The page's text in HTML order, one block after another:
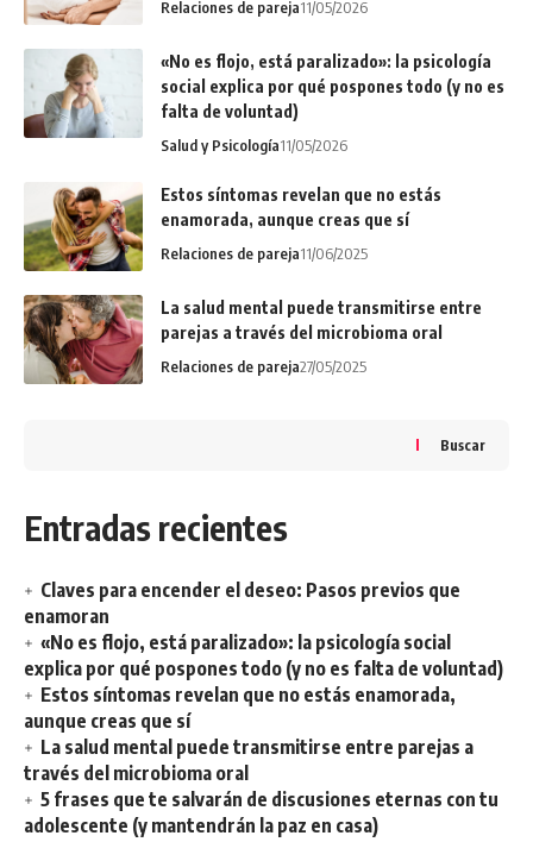
Relaciones de pareja11/05/2026
«No es flojo, está paralizado»: la psicología
social explica por qué pospones todo (y no es
falta de voluntad)
Salud y Psicología11/05/2026
Estos síntomas revelan que no estás
enamorada, aunque creas que sí
Relaciones de pareja11/06/2025
La salud mental puede transmitirse entre
parejas a través del microbioma oral
Relaciones de pareja27/05/2025
Buscar
Entradas recientes
Claves para encender el deseo: Pasos previos que
enamoran
«No es flojo, está paralizado»: la psicología social
explica por qué pospones todo (y no es falta de voluntad)
Estos síntomas revelan que no estás enamorada,
aunque creas que sí
La salud mental puede transmitirse entre parejas a
través del microbioma oral
5 frases que te salvarán de discusiones eternas con tu
adolescente (y mantendrán la paz en casa)